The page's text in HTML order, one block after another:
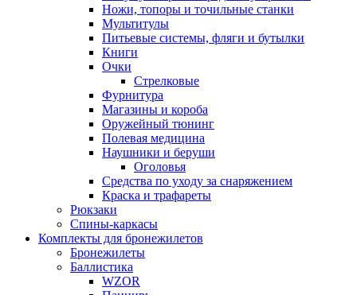
Ножи, топоры и точильные станки
Мультитулы
Питьевые системы, фляги и бутылки
Книги
Очки
Стрелковые
Фурнитура
Магазины и короба
Оружейный тюнинг
Полевая медицина
Наушники и беруши
Оголовья
Средства по уходу за снаряжением
Краска и трафареты
Рюкзаки
Спины-каркасы
Комплекты для бронежилетов
Бронежилеты
Баллистика
WZOR